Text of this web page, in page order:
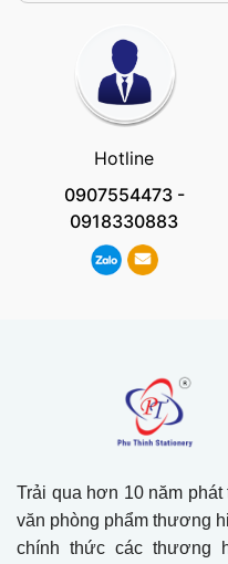
Hotline
0907554473-
0918330883
Trải qua hơn 10 năm
văn phòng phẩm thương
chính thức các thương